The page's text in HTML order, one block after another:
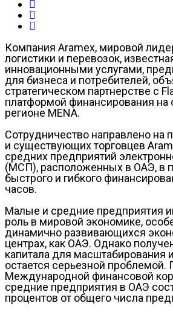
Компания Aramex, мировой
логистики и перевозок,
инновационными услугами,
для бизнеса и потребителей,
стратегическом партнерстве с
платформой финансирования на
регионе MENA.
Сотрудничество направлено на
и существующих торговцев
средних предприятий
(МСП), расположенных в ОАЭ, в
быстрого и гибкого
часов.
Малые и средние предприятия
роль в мировой экономике,
динамично развивающихся
центрах, как ОАЭ. Однако
капитала для масштабирования
остается серьезной
Международной финансовой
средние предприятия в ОАЭ
процентов от общего числа